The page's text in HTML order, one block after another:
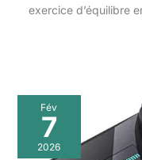
exercice d’équilibre
Fév
7
2026